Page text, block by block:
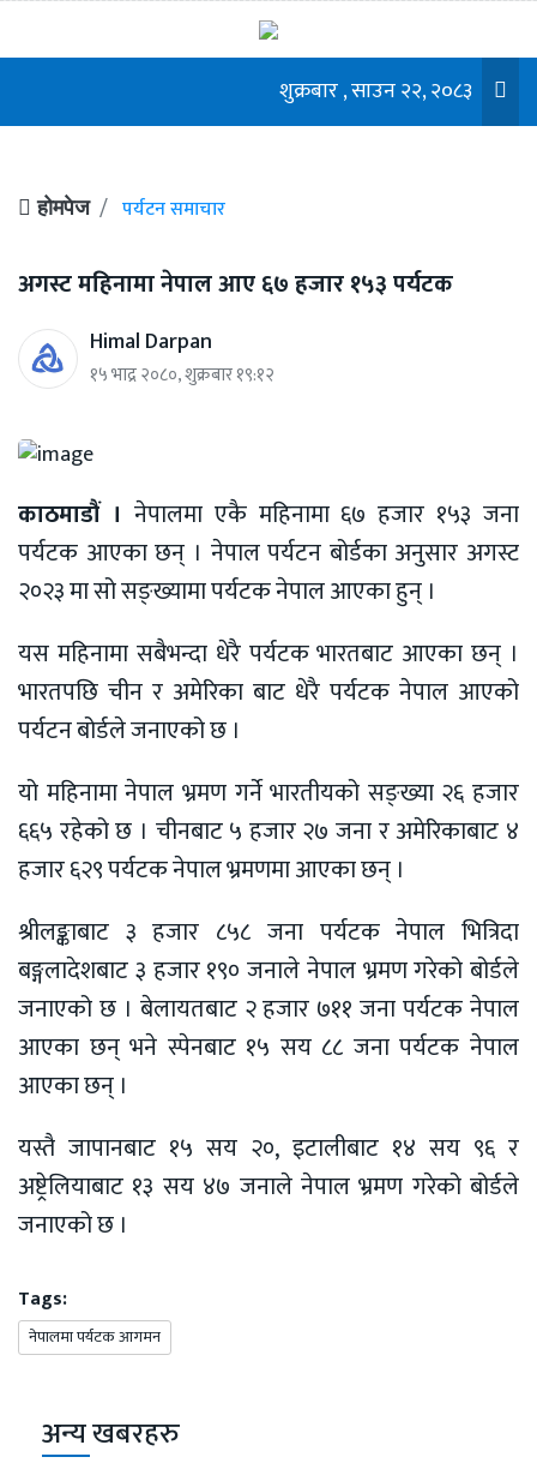
शुक्रबार , साउन २२, २०८३
होमपेज पर्यटन समाचार
अगस्ट महिनामा नेपाल आए ६७ हजार १५३ पर्यटक
Himal Darpan
१५ भाद्र २०८०, शुक्रबार १९:१२
काठमाडौं । नेपालमा एकै महिनामा ६७ हजार १५३ जना
पर्यटक आएका छन् । नेपाल पर्यटन बोर्डका अनुसार अगस्ट
२०२३ मा सो सङ्ख्यामा पर्यटक नेपाल आएका हुन् ।
यस महिनामा सबैभन्दा धेरै पर्यटक भारतबाट आएका छन् ।
भारतपछि चीन र अमेरिका बाट धेरै पर्यटक नेपाल आएको
पर्यटन बोर्डले जनाएको छ ।
यो महिनामा नेपाल भ्रमण गर्ने भारतीयको सङ्ख्या २६ हजार
६६५ रहेको छ । चीनबाट ५ हजार २७ जना र अमेरिकाबाट ४
हजार ६२९ पर्यटक नेपाल भ्रमणमा आएका छन् ।
श्रीलङ्काबाट ३ हजार ८५८ जना पर्यटक नेपाल भित्रिदा
बङ्गलादेशबाट ३ हजार १९० जनाले नेपाल भ्रमण गरेको बोर्डले
जनाएको छ । बेलायतबाट २ हजार ७११ जना पर्यटक नेपाल
आएका छन् भने स्पेनबाट १५ सय ८८ जना पर्यटक नेपाल
आएका छन् ।
यस्तै जापानबाट १५ सय २०, इटालीबाट १४ सय ९६ र
अष्ट्रेलियाबाट १३ सय ४७ जनाले नेपाल भ्रमण गरेको बोर्डले
जनाएको छ ।
Tags:
नेपालमा पर्यटक आगमन
अन्य खबरहरु